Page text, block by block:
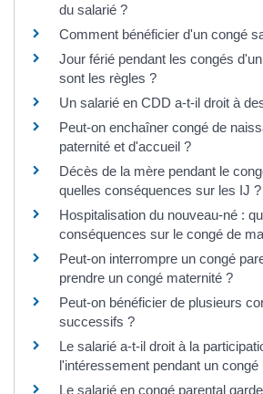
du salarié ?
Comment bénéficier d'un congé
Jour férié pendant les congés
sont les règles ?
Un salarié en CDD a-t-il droit à
Peut-on enchaîner congé de
paternité et d'accueil ?
Décès de la mère pendant le
quelles conséquences sur les IJ ?
Hospitalisation du nouveau-né :
conséquences sur le congé de
Peut-on interrompre un congé
prendre un congé maternité ?
Peut-on bénéficier de plusieurs
successifs ?
Le salarié a-t-il droit à la
l'intéressement pendant un congé
Le salarié en congé parental